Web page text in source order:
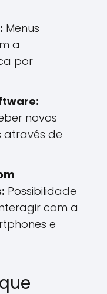
Menus
a
por
novos
através de
Possibilidade
com a
e